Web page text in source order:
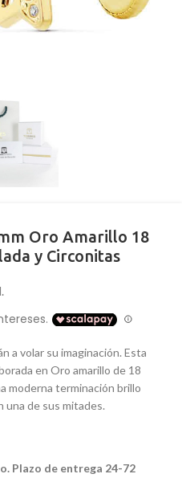
Oro Amarillo 18
y Circonitas
a volar su imaginación. Esta
en Oro amarillo de 18
moderna terminación brillo
una de sus mitades.
Plazo de entrega 24-72